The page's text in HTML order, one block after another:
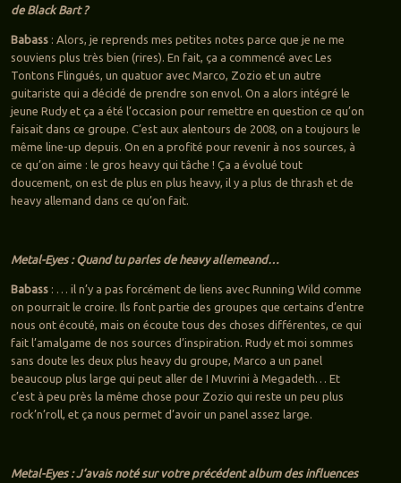
de Black Bart ?
Babass: Alors, je reprends mes petites notes parce que je ne me
souviens plus très bien (rires). En fait, ça a commencé avec Les
Tontons Flingués, un quatuor avec Marco, Zozio et un autre
guitariste qui a décidé de prendre son envol. On a alors intégré le
jeune Rudy et ça a été l’occasion pour remettre en question ce qu’on
faisait dans ce groupe. C’est aux alentours de 2008, on a toujours le
même line-up depuis. On en a profité pour revenir à nos sources, à
ce qu’on aime : le gros heavy qui tâche ! Ça a évolué tout
doucement, on est de plus en plus heavy, il y a plus de thrash et de
heavy allemand dans ce qu’on fait.
Metal-Eyes : Quand tu parles de heavy allemeand…
Babass: … il n’y a pas forcément de liens avec Running Wild comme
on pourrait le croire. Ils font partie des groupes que certains d’entre
nous ont écouté, mais on écoute tous des choses différentes, ce qui
fait l’amalgame de nos sources d’inspiration. Rudy et moi sommes
sans doute les deux plus heavy du groupe, Marco a un panel
beaucoup plus large qui peut aller de I Muvrini à Megadeth… Et
c’est à peu près la même chose pour Zozio qui reste un peu plus
rock’n’roll, et ça nous permet d’avoir un panel assez large.
Metal-Eyes : J’avais noté sur votre précédent album des influences